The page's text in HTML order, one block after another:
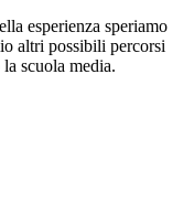
esperienza speriamo
altri possibili percorsi
scuola media.